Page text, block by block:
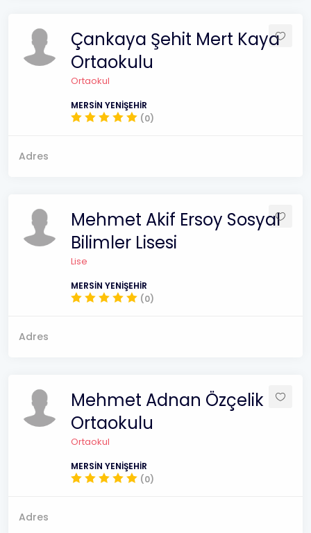
Çankaya Şehit Mert Kaya
Ortaokulu
Ortaokul
MERSİN YENİŞEHİR
(0)
Adres
Mehmet Akif Ersoy Sosyal
Bilimler Lisesi
Lise
MERSİN YENİŞEHİR
(0)
Adres
Mehmet Adnan Özçelik
Ortaokulu
Ortaokul
MERSİN YENİŞEHİR
(0)
Adres